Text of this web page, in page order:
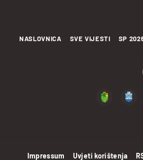
NASLOVNICA SVE VIJESTI SP
Impressum Uvjeti korištenja